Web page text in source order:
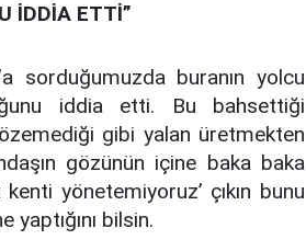
İDDİA ETTİ”
sorduğumuzda buranın yolcu
iddia etti. Bu bahsettiği
gibi yalan üretmekten
gözünün içine baka baka
yönetemiyoruz’ çıkın bunu
bilsin.